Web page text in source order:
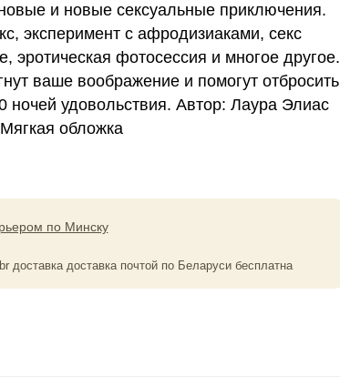
и новые сексуальные приключения.
эксперимент с афродизиаками, секс
эротическая фотосессия и многое другое.
ваше воображение и помогут отбросить
ночей удовольствия. Автор: Лаура Элиас
обложка
по Минску
br доставка доставка почтой по Беларуси бесплатна